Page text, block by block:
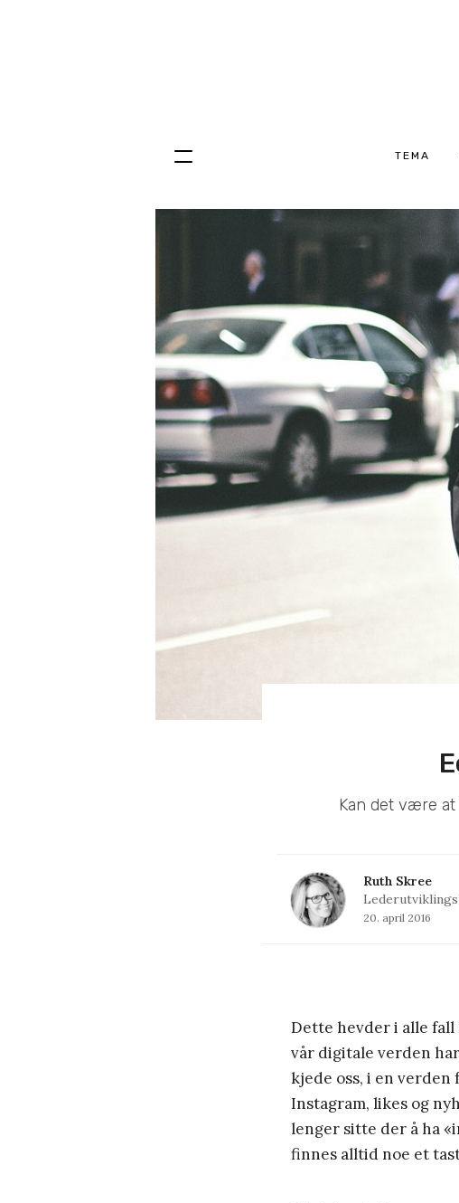
TEMA
Hopp
Kan det være
Ruth Skree
20. april 2016
Dette hevder i alle fall
vår digitale verden
kjede oss, i en verden
Instagram, likes og
lenger sitte der å ha
finnes alltid noe et